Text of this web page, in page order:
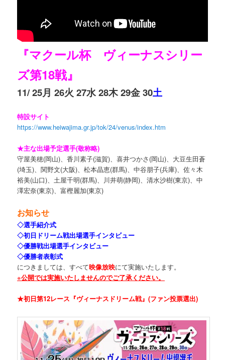
『マクール杯 ヴィーナスシリー
ズ第18戦』
11/ 25月 26火 27水 28木 29金 30土
特設サイト
https://www.heiwajima.gr.jp/tok/24/venus/index.htm
★主な出場予定選手(敬称略)
守屋美穂(岡山)、香川素子(滋賀)、喜井つかさ(岡山)、大豆生田蒼
(埼玉)、関野文(大阪)、松本晶恵(群馬)、中谷朋子(兵庫)、佐々木
裕美(山口)、土屋千明(群馬)、川井萌(静岡)、清水沙樹(東京)、中
澤宏奈(東京)、富樫麗加(東京)
お知らせ
◇選手紹介式
◇初日ドリーム戦出場選手インタビュー
◇優勝戦出場選手インタビュー
◇優勝者表彰式
につきましては、すべて映像放映にて実施いたします。
※公開では実施いたしませんのでご了承ください。
★初日第12レース『ヴィーナスドリーム戦』(ファン投票選出)